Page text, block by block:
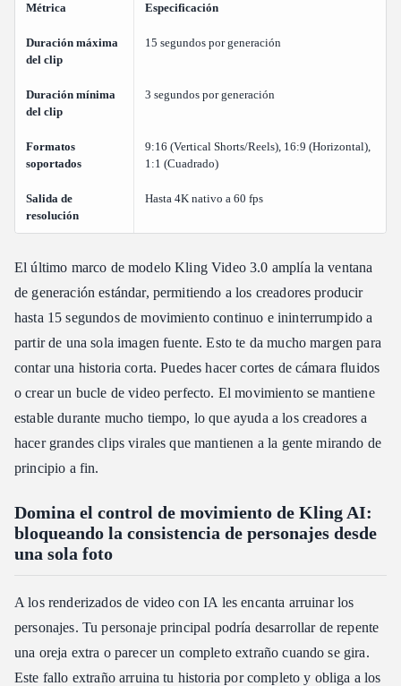
Métrica Especificación
Duración máxima
del clip
15 segundos por generación
Duración mínima
del clip
3 segundos por generación
Formatos
soportados
9:16 (Vertical Shorts/Reels), 16:9 (Horizontal),
1:1 (Cuadrado)
Salida de
resolución
Hasta 4K nativo a 60 fps
El último marco de modelo Kling Video 3.0 amplía la ventana
de generación estándar, permitiendo a los creadores producir
hasta 15 segundos de movimiento continuo e ininterrumpido a
partir de una sola imagen fuente. Esto te da mucho margen para
contar una historia corta. Puedes hacer cortes de cámara fluidos
o crear un bucle de video perfecto. El movimiento se mantiene
estable durante mucho tiempo, lo que ayuda a los creadores a
hacer grandes clips virales que mantienen a la gente mirando de
principio a fin.
Domina el control de movimiento de Kling AI:
bloqueando la consistencia de personajes desde
una sola foto
A los renderizados de video con IA les encanta arruinar los
personajes. Tu personaje principal podría desarrollar de repente
una oreja extra o parecer un completo extraño cuando se gira.
Este fallo extraño arruina tu historia por completo y obliga a los